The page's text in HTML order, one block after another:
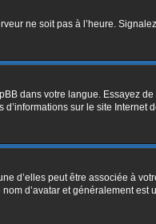
ne soit pas à l’heure.
dans votre langue. Essayez
sur le site Internet
d’elles peut être associée à
d’avatar et généralement est